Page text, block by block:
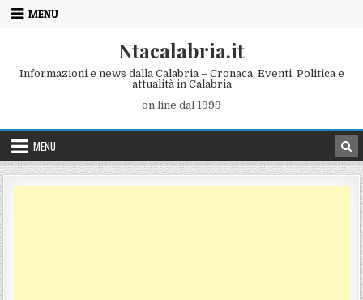
Skip to content
MENU
Ntacalabria.it
Informazioni e news dalla Calabria – Cronaca, Eventi, Politica e
attualità in Calabria
on line dal 1999
MENU